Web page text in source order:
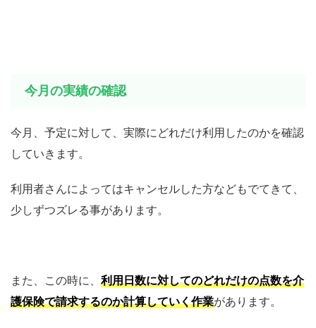
今月の実績の確認
今月、予定に対して、実際にどれだけ利用したのかを確認
していきます。
利用者さんによってはキャンセルした方などもでてきて、
少しずつズレる事があります。
また、この時に、 利用日数に対してのどれだけの点数を介
護保険で請求するのか計算していく作業があります。